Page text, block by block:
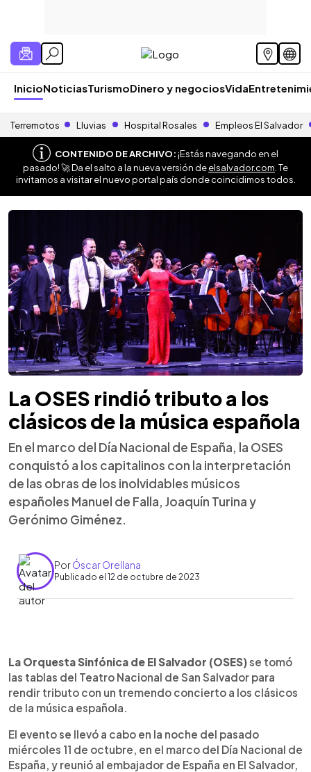
InicioNoticiasTurismoDinero y negociosVida
Terremotos Lluvias Hospital Rosales Empleos El Salvador
CONTENIDO DE ARCHIVO:¡Estás navegando en el
pasado! 🚀 Da el salto a la nueva versión deelsalvador.com . Te
invitamos a visitar el nuevo portal país donde coincidimos todos.
La OSES rindió tributo a los
clásicos de la música española
En el marco del Día Nacional de España, la OSES
conquistó a los capitalinos con la interpretación
de las obras de los inolvidables músicos
españoles Manuel de Falla, Joaquín Turina y
Gerónimo Giménez.
PorÓscar Orellana
Publicado el 12 de octubre de 2023
Escuchar artículo
La Orquesta Sinfónica de El Salvador (OSES)se tomó
las tablas del Teatro Nacional de San Salvador para
rendir tributo con un tremendo concierto a los clásicos
de la música española.
El evento se llevó a cabo en la noche del pasado
miércoles 11 de octubre, en el marco del Día Nacional de
España, y reunió al embajador de España en El Salvador,